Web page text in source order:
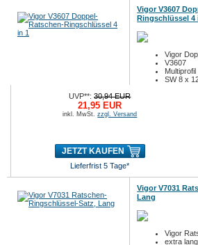
Vigor V3607
Ringschlüssel 4
Vigor
V3607
Multiprofil
SW 8 x
UVP**:30,94 EUR
21,95 EUR
inkl. MwSt.zzgl. Versand
JETZT KAUFEN
Lieferfrist 5 Tage*
Vigor V7031
Lang
Vigor
extra lang